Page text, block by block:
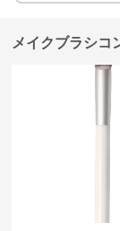
メイクブラシコ